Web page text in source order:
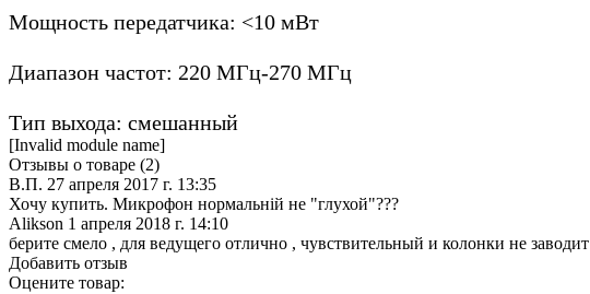
Мощность передатчика: <10 мВт
Диапазон частот: 220 МГц-270 МГц
Тип выхода: смешанный
[Invalid module name]
Отзывы о товаре (2)
В.П. 27 апреля 2017 г. 13:35
Хочу купить. Микрофон нормальній не "глухой"???
Alikson 1 апреля 2018 г. 14:10
берите смело , для ведущего отлично , чувствительный и колонки не заводит
Добавить отзыв
Оцените товар: